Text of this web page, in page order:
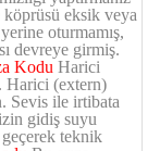
köprüsü eksik veya
oturmamış,
devreye girmiş.
Kodu Harici
Harici (extern)
Sevis ile irtibata
gidiş suyu
geçerek teknik